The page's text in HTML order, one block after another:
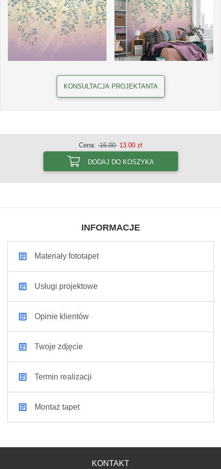
KONSULTACJA PROJEKTANTA
Cena: 16.00 13.00 zł
DODAJ DO KOSZYKA
INFORMACJE
Materiały fototapet
Usługi projektowe
Opinie klientów
Twoje zdjęcie
Termin realizacji
Montaż tapet
KONTAKT